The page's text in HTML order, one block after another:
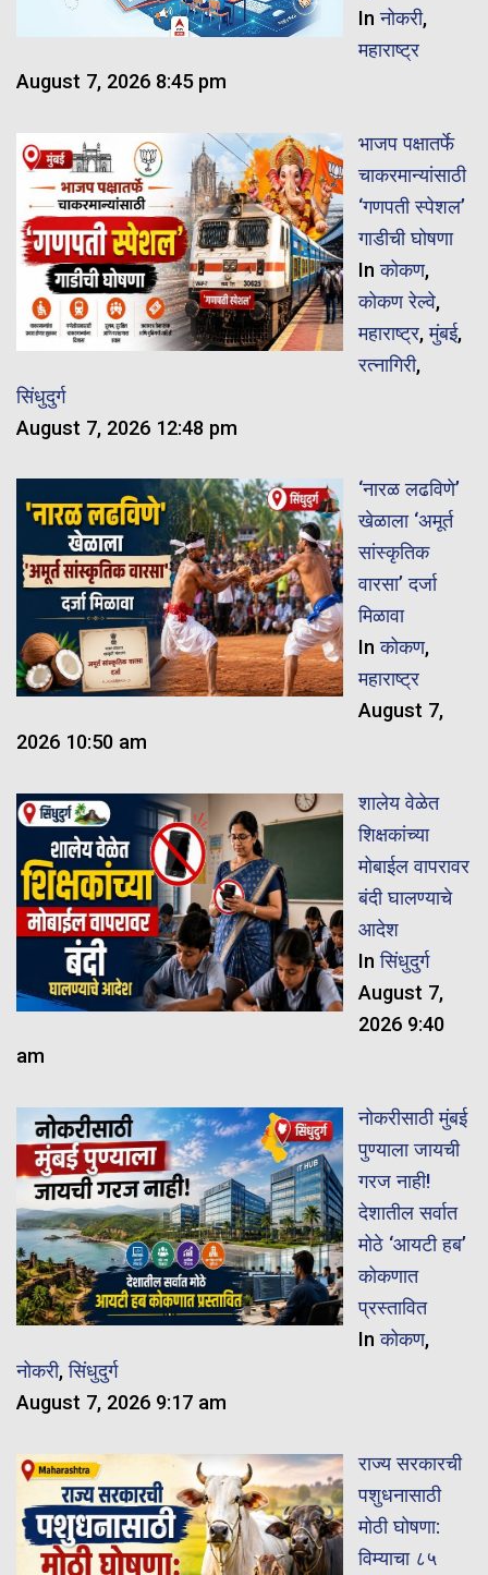
Inनोकरी,
महाराष्ट्र
August 7, 2026 8:45 pm
भाजप पक्षातर्फे
चाकरमान्यांसाठी
‘गणपती स्पेशल’
गाडीची घोषणा
Inकोकण,
कोकण रेल्वे,
महाराष्ट्र,मुंबई,
रत्नागिरी,
सिंधुदुर्ग
August 7, 2026 12:48 pm
‘नारळ लढविणे’
खेळाला ‘अमूर्त
सांस्कृतिक
वारसा’ दर्जा
मिळावा
Inकोकण,
महाराष्ट्र
August 7,
2026 10:50 am
शालेय वेळेत
शिक्षकांच्या
मोबाईल वापरावर
बंदी घालण्याचे
आदेश
Inसिंधुदुर्ग
August 7,
2026 9:40
am
नोकरीसाठी मुंबई
पुण्याला जायची
गरज नाही!
देशातील सर्वात
मोठे ‘आयटी हब’
कोकणात
प्रस्तावित
Inकोकण,
नोकरी,सिंधुदुर्ग
August 7, 2026 9:17 am
राज्य सरकारची
पशुधनासाठी
मोठी घोषणा:
विम्याचा ८५